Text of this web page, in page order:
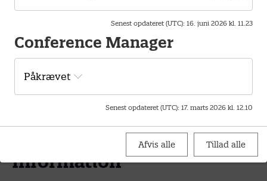
UCL, lok. D.201
Seneste tilmelding: 18. nov. 2026 kl. 09.00
Afmelding kan ske indtil 18. nov. 2026 kl. 22.00
Afmelding: Bliver du forhindret i at deltage, afmelder du
Information
Senest opdateret (UTC): 16. juni 2026 kl. 11.23
Conference Manager
Påkrævet
Senest opdateret (UTC): 17. marts 2026 kl. 12.10
Afvis alle Tillad alle